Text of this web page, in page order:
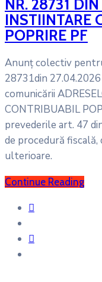
INSTIINTARE
POPRIRE PF
Anunț colectiv
28731din
comunicării
CONTRIBUABIL
prevederile art. 47
de procedură
ulterioare.
Continue Reading